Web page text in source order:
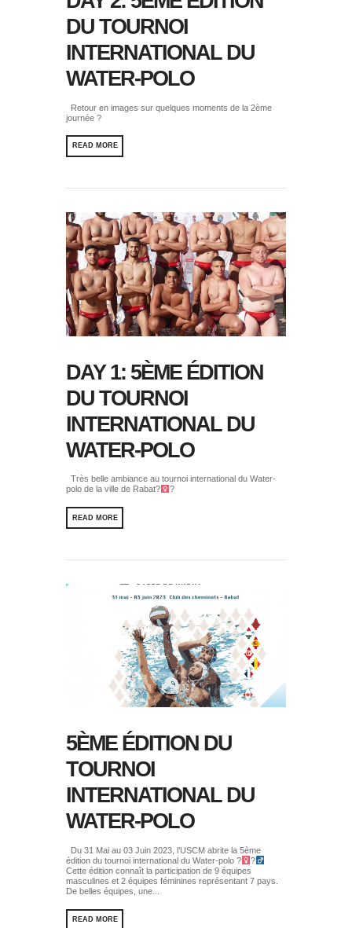
DU TOURNOI
INTERNATIONAL DU
WATER-POLO
Retour en images sur quelques moments de la 2ème
journée ?
READ MORE
DAY 1: 5ÈME ÉDITION
DU TOURNOI
INTERNATIONAL DU
WATER-POLO
Très belle ambiance au tournoi international du Water-
polo de la ville de Rabat?‍
?
READ MORE
5ÈME ÉDITION DU
TOURNOI
INTERNATIONAL DU
WATER-POLO
Du 31 Mai au 03 Juin 2023, l’USCM abrite la 5ème
édition du tournoi international du Water-polo ?‍
?‍
Cette édition connaît la participation de 9 équipes
masculines et 2 équipes féminines représentant 7 pays.
De belles équipes, une...
READ MORE